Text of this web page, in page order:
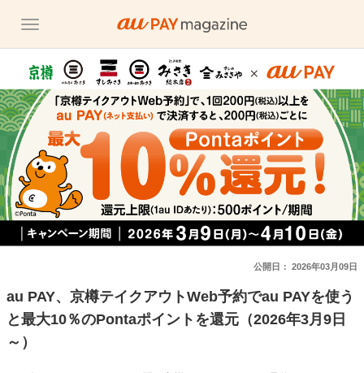
公開日： 2026年03月09日
au PAY、京樽テイクアウトWeb予約でau PAYを使う
と最大10％のPontaポイントを還元（2026年3月9日
～）